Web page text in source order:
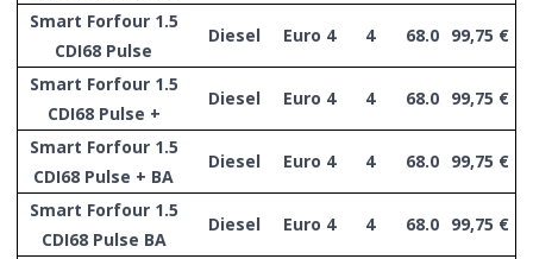
Smart Forfour 1.5
CDI68 Pulse
Diesel Euro 4 4 68.0 99,75 €
Smart Forfour 1.5
CDI68 Pulse +
Diesel Euro 4 4 68.0 99,75 €
Smart Forfour 1.5
CDI68 Pulse + BA
Diesel Euro 4 4 68.0 99,75 €
Smart Forfour 1.5
CDI68 Pulse BA
Diesel Euro 4 4 68.0 99,75 €